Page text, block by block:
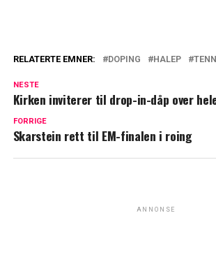
RELATERTE EMNER: DOPING HALEP
NESTE
Kirken inviterer til drop-in-dåp over
FORRIGE
Skarstein rett til EM-finalen i roing
ANNONSE